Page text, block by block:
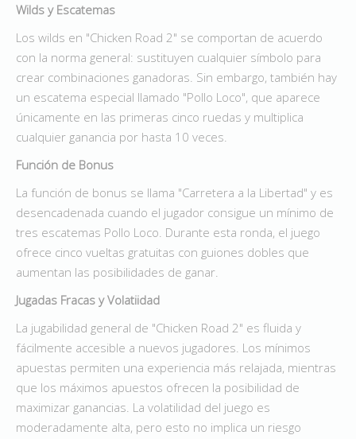
Wilds y Escatemas
Los wilds en "Chicken Road 2" se comportan de acuerdo
con la norma general: sustituyen cualquier símbolo para
crear combinaciones ganadoras. Sin embargo, también hay
un escatema especial llamado "Pollo Loco", que aparece
únicamente en las primeras cinco ruedas y multiplica
cualquier ganancia por hasta 10 veces.
Función de Bonus
La función de bonus se llama "Carretera a la Libertad" y es
desencadenada cuando el jugador consigue un mínimo de
tres escatemas Pollo Loco. Durante esta ronda, el juego
ofrece cinco vueltas gratuitas con guiones dobles que
aumentan las posibilidades de ganar.
Jugadas Fracas y Volatiidad
La jugabilidad general de "Chicken Road 2" es fluida y
fácilmente accesible a nuevos jugadores. Los mínimos
apuestas permiten una experiencia más relajada, mientras
que los máximos apuestos ofrecen la posibilidad de
maximizar ganancias. La volatilidad del juego es
moderadamente alta, pero esto no implica un riesgo